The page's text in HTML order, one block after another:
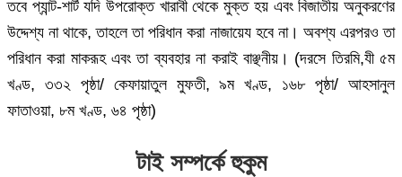
তবে প্যান্ট-শার্ট যদি উপরোক্ত খারাবী থেকে মুক্ত হয় এবং বিজাতীয় অনুকরণের
উদ্দেশ্য না থাকে, তাহলে তা পরিধান করা নাজায়েয হবে না। অবশ্য এরপরও তা
পরিধান করা মাকরূহ এবং তা ব্যবহার না করাই বাঞ্ছনীয়। (দরসে তিরমি,যী ৫ম
খণ্ড, ৩৩২ পৃষ্ঠা/ কেফায়াতুল মুফতী, ৯ম খণ্ড, ১৬৮ পৃষ্ঠা/ আহসানুল
ফাতাওয়া, ৮ম খণ্ড, ৬৪ পৃষ্ঠা)
টাই সম্পর্কে হুকুম